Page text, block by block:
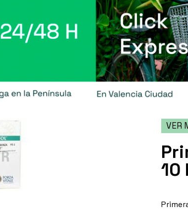
VER
10